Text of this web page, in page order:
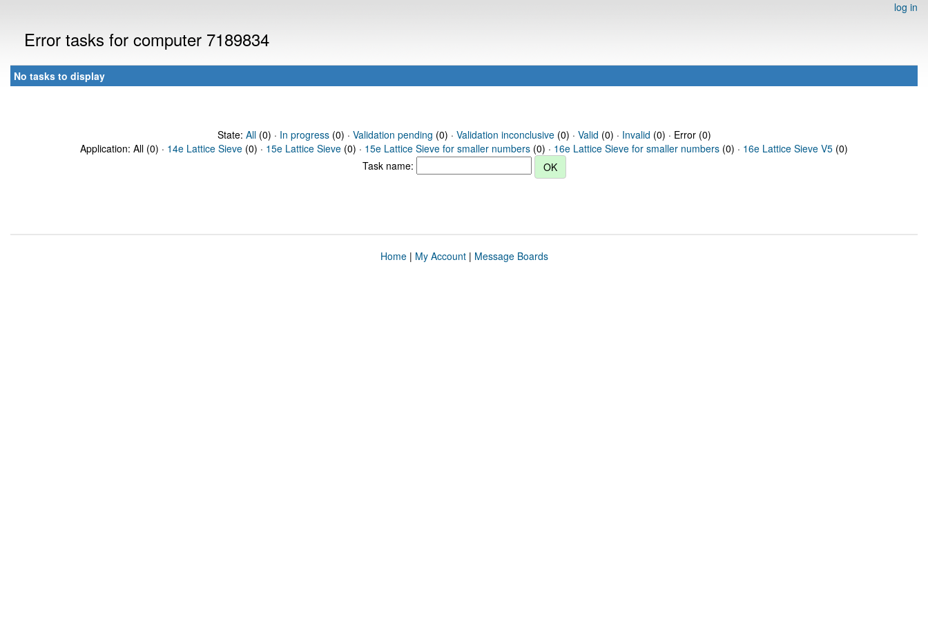
log in
Error tasks for computer 7189834
No tasks to display
State: All(0) · In progress(0) · Validation pending (0) · Validation inconclusive(0) · Valid (0) · Invalid (0) · Error (0)
Application: All (0) · 14e Lattice Sieve (0) · 15e Lattice Sieve (0) · 15e Lattice Sieve for smaller numbers (0) · 16e Lattice Sieve for smaller numbers (0) · 16e Lattice Sieve V5 (0)
Task name:
Home| My Account| Message Boards